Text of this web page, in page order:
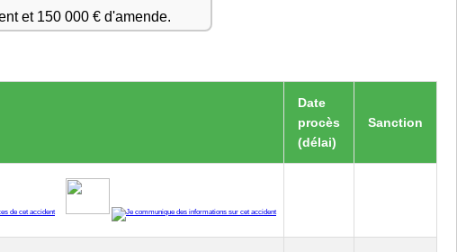
et 150 000 € d'amende.
Date
procès
(délai)
Sanction